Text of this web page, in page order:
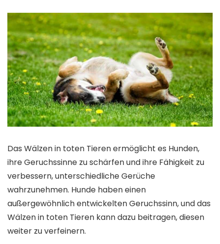
Das Wälzen in toten Tieren ermöglicht es Hunden,
ihre Geruchssinne zu schärfen und ihre Fähigkeit zu
verbessern, unterschiedliche Gerüche
wahrzunehmen. Hunde haben einen
außergewöhnlich entwickelten Geruchssinn, und das
Wälzen in toten Tieren kann dazu beitragen, diesen
weiter zu verfeinern.